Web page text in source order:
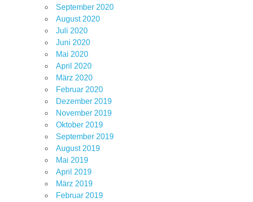
September 2020
August 2020
Juli 2020
Juni 2020
Mai 2020
April 2020
März 2020
Februar 2020
Dezember 2019
November 2019
Oktober 2019
September 2019
August 2019
Mai 2019
April 2019
März 2019
Februar 2019